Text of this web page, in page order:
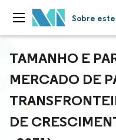
Sobre
TAMANHO E
MERCADO DE
DE